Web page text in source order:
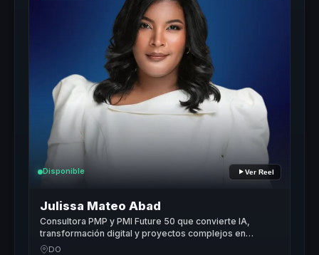
Disponible Ver Reel
Julissa Mateo Abad
Consultora PMP y PMI Future 50 que convierte IA,
transformación digital y proyectos complejos en
decisiones para empresas.
DO